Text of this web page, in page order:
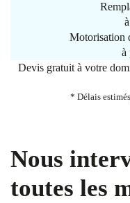
Motorisation
à
Devis gratuit à votre
* Délais
Nous
toutes les